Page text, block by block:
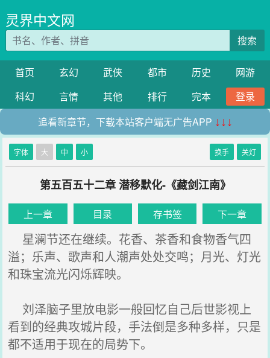
灵界中文网
搜索
首页 玄幻 武侠 都市 历史
网游
科幻
言情 其他 排行 完本
登录
追看新章节，下载本站客户端无广告APP ↓↓↓
字体 大 中 小 换手 关灯
第五百五十二章 潜移默化-《藏剑江南》
上一章 目录 存书签 下一章
星澜节还在继续。花香、茶香和食物香气四
溢；乐声、歌声和人潮声处处交鸣；月光、灯光
和珠宝流光闪烁辉映。
刘泽脑子里放电影一般回忆自己后世影视上
看到的经典攻城片段，手法倒是多种多样，只是
都不适用于现在的局势下。